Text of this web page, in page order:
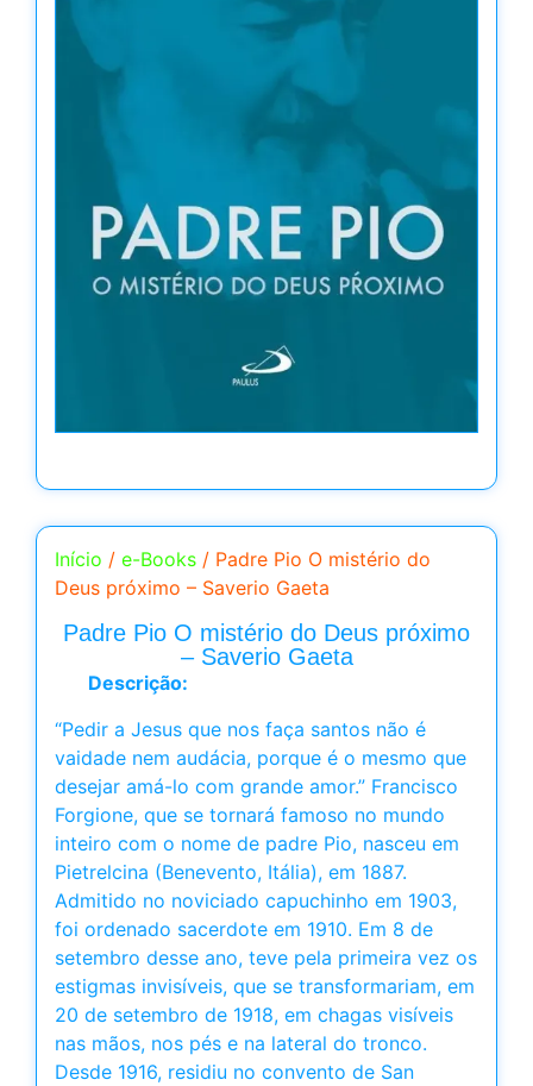
Início / e-Books / Padre Pio O mistério do
Deus próximo – Saverio Gaeta
Padre Pio O mistério do Deus próximo
– Saverio Gaeta
Descrição:
“Pedir a Jesus que nos faça santos não é
vaidade nem audácia, porque é o mesmo que
desejar amá-lo com grande amor.” Francisco
Forgione, que se tornará famoso no mundo
inteiro com o nome de padre Pio, nasceu em
Pietrelcina (Benevento, Itália), em 1887.
Admitido no noviciado capuchinho em 1903,
foi ordenado sacerdote em 1910. Em 8 de
setembro desse ano, teve pela primeira vez os
estigmas invisíveis, que se transformariam, em
20 de setembro de 1918, em chagas visíveis
nas mãos, nos pés e na lateral do tronco.
Desde 1916, residiu no convento de San